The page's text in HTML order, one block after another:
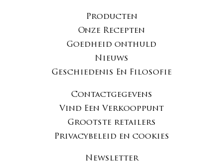
Producten
Onze Recepten
Goedheid onthuld
Nieuws
Geschiedenis En Filosofie
Contactgegevens
Vind Een Verkooppunt
Grootste retailers
Privacybeleid en cookies
Newsletter